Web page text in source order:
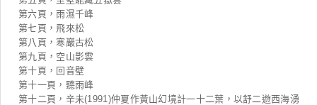
第六頁，雨濕千峰
第七頁，飛來松
第八頁，寒巖古松
第九頁，空山影雲
第十頁，回音壁
第十一頁，聽雨峰
第十二頁，辛未(1991)仲夏作黃山幻境計一十二葉，以舒二遊西海湧